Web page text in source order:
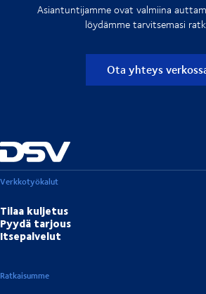
Asiantuntijamme ovat valmiina
löydämme tarvitsemasi
Ota yhteys
Verkkotyökalut
Tilaa kuljetus
Pyydä tarjous
Itsepalvelut
Ratkaisumme